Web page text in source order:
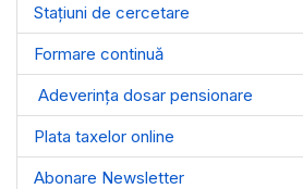
Stațiuni de cercetare
Formare continuă
Adeverința dosar pensionare
Plata taxelor online
Abonare Newsletter